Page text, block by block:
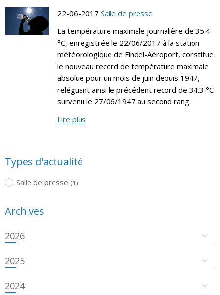
22-06-2017 Salle de presse
La température maximale journalière de 35.4
°C, enregistrée le 22/06/2017 à la station
météorologique de Findel-Aéroport, constitue
le nouveau record de température maximale
absolue pour un mois de juin depuis 1947,
reléguant ainsi le précédent record de 34.3 °C
survenu le 27/06/1947 au second rang.
Lire plus
Types d'actualité
Salle de presse (1)
Archives
2026
2025
2024